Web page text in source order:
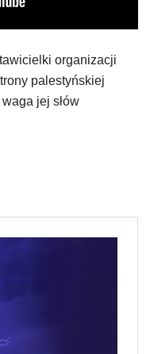
organizacji
palestyńskiej
jej słów